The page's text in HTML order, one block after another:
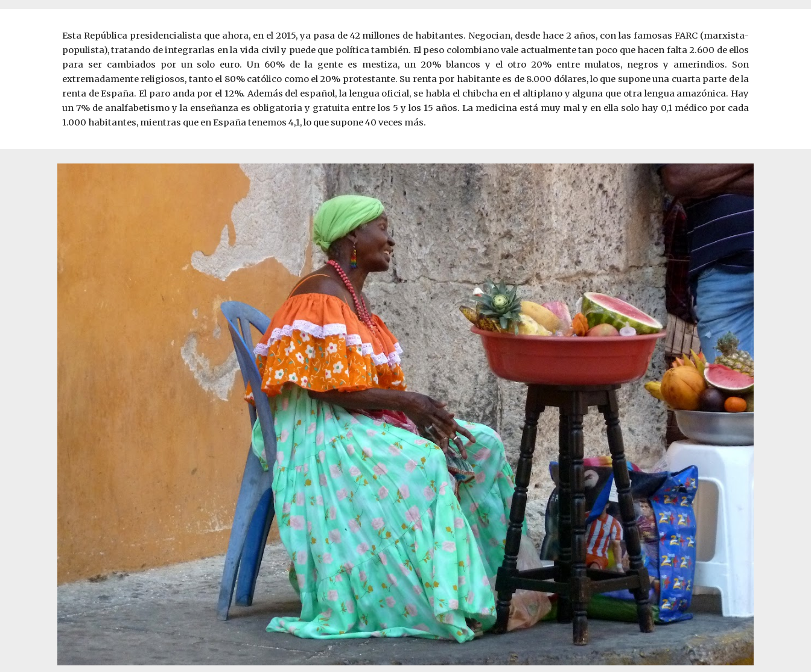
Esta República presidencialista que ahora, en el 2015, ya pasa de 42 millones de habitantes. Negocian, desde hace 2 años, con las famosas FARC (marxista-
populista), tratando de integrarlas en la vida civil y puede que política también. El peso colombiano vale actualmente tan poco que hacen falta 2.600 de ellos
para ser cambiados por un solo euro. Un 60% de la gente es mestiza, un 20% blancos y el otro 20% entre mulatos, negros y amerindios. Son
extremadamente religiosos, tanto el 80% católico como el 20% protestante. Su renta por habitante es de 8.000 dólares, lo que supone una cuarta parte de la
renta de España. El paro anda por el 12%. Además del español, la lengua oficial, se habla el chibcha en el altiplano y alguna que otra lengua amazónica. Hay
un 7% de analfabetismo y la enseñanza es obligatoria y gratuita entre los 5 y los 15 años. La medicina está muy mal y en ella solo hay 0,1 médico por cada
1.000 habitantes, mientras que en España tenemos 4,1, lo que supone 40 veces más.